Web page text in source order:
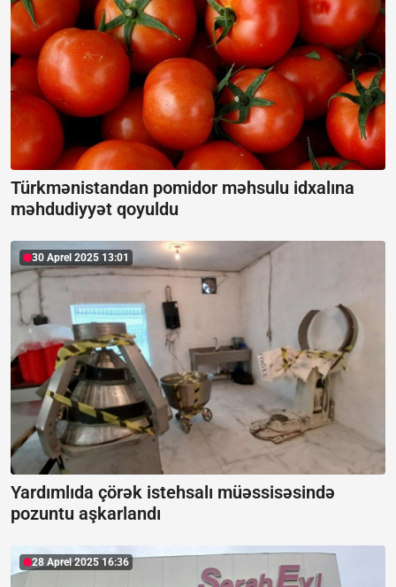
Türkmənistandan pomidor məhsulu idxalına
məhdudiyyət qoyuldu
30 Aprel 2025 13:01
Yardımlıda çörək istehsalı müəssisəsində
pozuntu aşkarlandı
28 Aprel 2025 16:36